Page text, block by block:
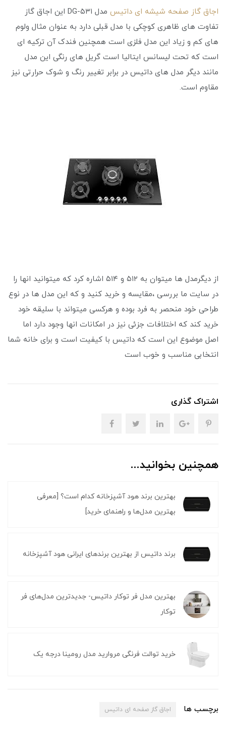
اجاق گاز صفحه شیشه ای داتیس
مدل DG-۵۳۱ این اجاق گاز
تفاوت های ظاهری کوچکی با مدل قبلی دارد به عنوان مثال ولوم
های کم و زیاد این مدل فلزی است همچنین فندک آن ترکیه ای
است که تحت لیسانس ایتالیا است گریل های رنگی این مدل
مانند دیگر مدل های داتیس در برابر تغییر رنگ و شوک حرارتی نیز
مقاوم است.
از دیگرمدل ها میتوان به ۵۱۲ و ۵۱۴ اشاره کرد که میتوانید انها را
در سایت ما بررسی ،مقایسه و خرید کنید و که این مدل ها در نوع
طراحی خود منحصر به فرد بوده و هرکسی میتواند با سلیقه خود
خرید کند که اختلافات جزئی نیز در امکانات انها وجود دارد اما
اصل موضوع این است که داتیس با کیفیت است و برای خانه شما
انتخابی مناسب و خوب است
اشتراک گذاری
همچنین بخوانید...
بهترین برند هود آشپزخانه کدام است؟ [معرفی
بهترین مدل‌ها و راهنمای خرید]
برند داتیس از بهترین برندهای ایرانی هود آشپزخانه
بهترین مدل فر توکار داتیس- جدیدترین مدل‌های فر
توکار
خرید توالت فرنگی مروارید مدل رومینا درجه یک
برچسب ها اجاق گاز صفحه ای داتیس